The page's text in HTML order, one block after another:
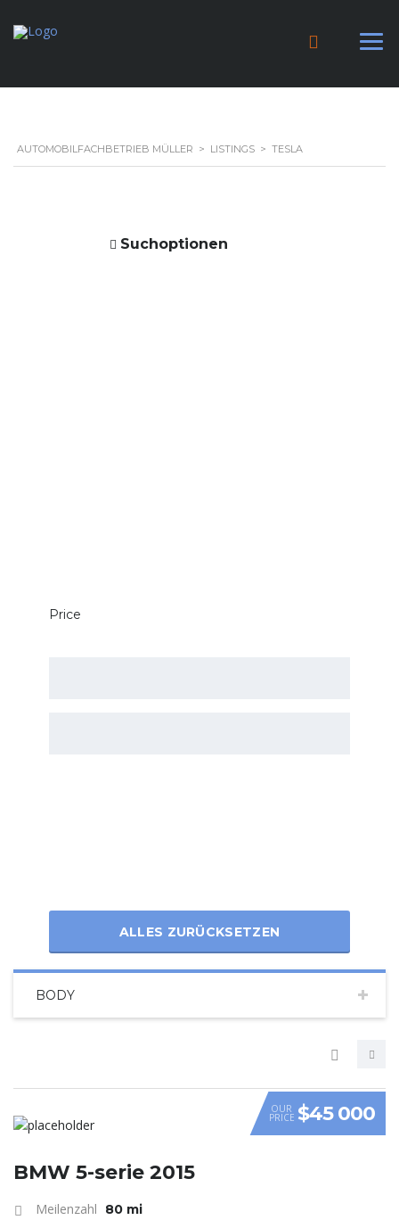
AUTOMOBILFACHBETRIEB MÜLLER > LISTINGS > TESLA
Suchoptionen
Price
ALLES ZURÜCKSETZEN
BODY
VIDEO
OUR
PRICE $45 000
BMW 5-serie 2015
Meilenzahl 80 mi